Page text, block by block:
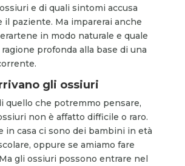
e di quali sintomi accusa
il paziente. Ma imparerai anche
in modo naturale e quale
profonda alla base di una
gli ossiuri
quello che potremmo pensare,
non è affatto difficile o raro.
in casa ci sono dei bambini in età
oppure se amiamo fare
gli ossiuri possono entrare nel